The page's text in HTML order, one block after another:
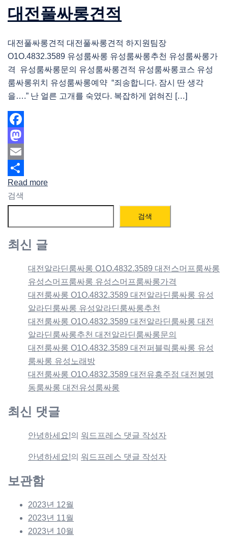
대전풀싸롱견적
대전풀싸롱견적 대전풀싸롱견적 하지원팀장
O1O.4832.3589 유성룸싸롱 유성룸싸롱추천 유성룸싸롱가
격 유성룸싸롱문의 유성룸싸롱견적 유성룸싸롱코스 유성
룸싸롱위치 유성룸싸롱예약 “죄송합니다. 잠시 딴 생각
을….” 난 얼른 고개를 숙였다. 복잡하게 얽혀진 […]
Facebook
Mastodon
Email
Share
Read more
검색
검색
최신 글
대전알라딘룸싸롱 O1O.4832.3589 대전스머프룸싸롱
유성스머프룸싸롱 유성스머프룸싸롱가격
대전룸싸롱 O1O.4832.3589 대전알라딘룸싸롱 유성
알라딘룸싸롱 유성알라딘룸싸롱추천
대전룸싸롱 O1O.4832.3589 대전알라딘룸싸롱 대전
알라딘룸싸롱추천 대전알라딘룸싸롱문의
대전룸싸롱 O1O.4832.3589 대전퍼블릭룸싸롱 유성
룸싸롱 유성노래방
대전룸싸롱 O1O.4832.3589 대전유흥주점 대전봉명
동룸싸롱 대전유성룸싸롱
최신 댓글
안녕하세요!의 워드프레스 댓글 작성자
안녕하세요!의 워드프레스 댓글 작성자
보관함
2023년 12월
2023년 11월
2023년 10월